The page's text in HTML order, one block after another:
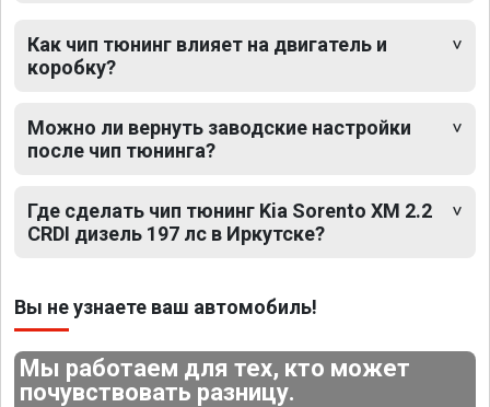
Как чип тюнинг влияет на двигатель и
коробку?
Можно ли вернуть заводские настройки
после чип тюнинга?
Где сделать чип тюнинг Kia Sorento XM 2.2
CRDI дизель 197 лс в Иркутске?
Вы не узнаете ваш автомобиль!
Мы работаем для тех, кто может
почувствовать разницу.